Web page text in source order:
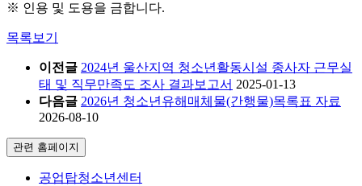
※ 인용 및 도용을 금합니다.
목록보기
이전글 2024년 울산지역 청소년활동시설 종사자 근무실
태 및 직무만족도 조사 결과보고서 2025-01-13
다음글 2026년 청소년유해매체물(간행물)목록표 자료
2026-08-10
관련 홈페이지
공업탑청소년센터